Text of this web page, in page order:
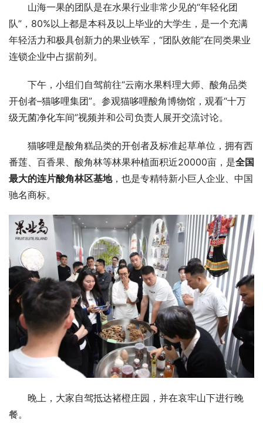
山海一果的团队是在水果行业非常少见的“年轻化团
队”，80%以上都是本科及以上毕业的大学生，是一个充满
年轻活力和极具创新力的果业铁军，“团队效能”在同类果业
连锁企业中占据前列。
下午，小组们自驾前往“云南水果料理大师、酸角品类
开创者–猫哆哩集团”。参观猫哆哩酸角博物馆，观看“十万
级无菌净化车间”视频并和公司负责人展开交流讨论。
猫哆哩是酸角糕品类的开创者及标准起草单位，拥有西
番莲、百香果、酸角林等林果种植面积近20000亩，是全国
最大的连片酸角林区基地，也是专精特新小巨人企业、中国
驰名商标。
晚上，大家自驾抵达褚橙庄园，并在哀牢山下进行晚
餐。